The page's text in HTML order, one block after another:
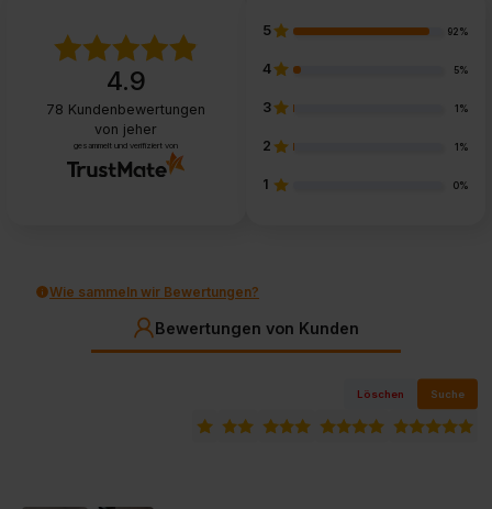
4.9
78 Kundenbewertungen
von jeher
gesammelt und verifiziert von
5 92%
4 5%
3 1%
2 1%
1 0%
Wie sammeln wir Bewertungen?
Bewertungen von Kunden
Löschen Suche